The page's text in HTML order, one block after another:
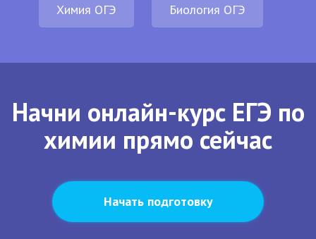
Химия ОГЭ Биология ОГЭ
Начни онлайн-курс ЕГЭ по
химии прямо сейчас
Начать подготовку